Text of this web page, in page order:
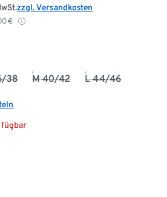
€
zzgl. Versandkosten
38 M 40/42 L 44/46